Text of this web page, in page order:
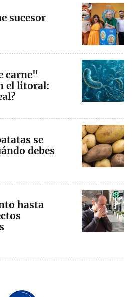
sucesor
carne"
el litoral:
se
debes
hasta